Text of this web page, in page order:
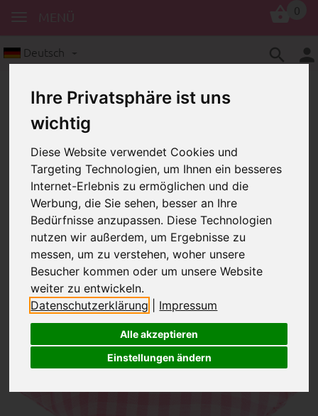
Ihre Privatsphäre ist uns
wichtig
Diese Website verwendet Cookies und
Targeting Technologien, um Ihnen ein besseres
Internet-Erlebnis zu ermöglichen und die
Werbung, die Sie sehen, besser an Ihre
Bedürfnisse anzupassen. Diese Technologien
nutzen wir außerdem, um Ergebnisse zu
messen, um zu verstehen, woher unsere
Besucher kommen oder um unsere Website
weiter zu entwickeln.
Datenschutzerklärung
Impressum
Alle akzeptieren
Einstellungen ändern
Deutsch
Stoffsterne Stoffstern – rosa, kariert
Stoffstern – rosa, kariert